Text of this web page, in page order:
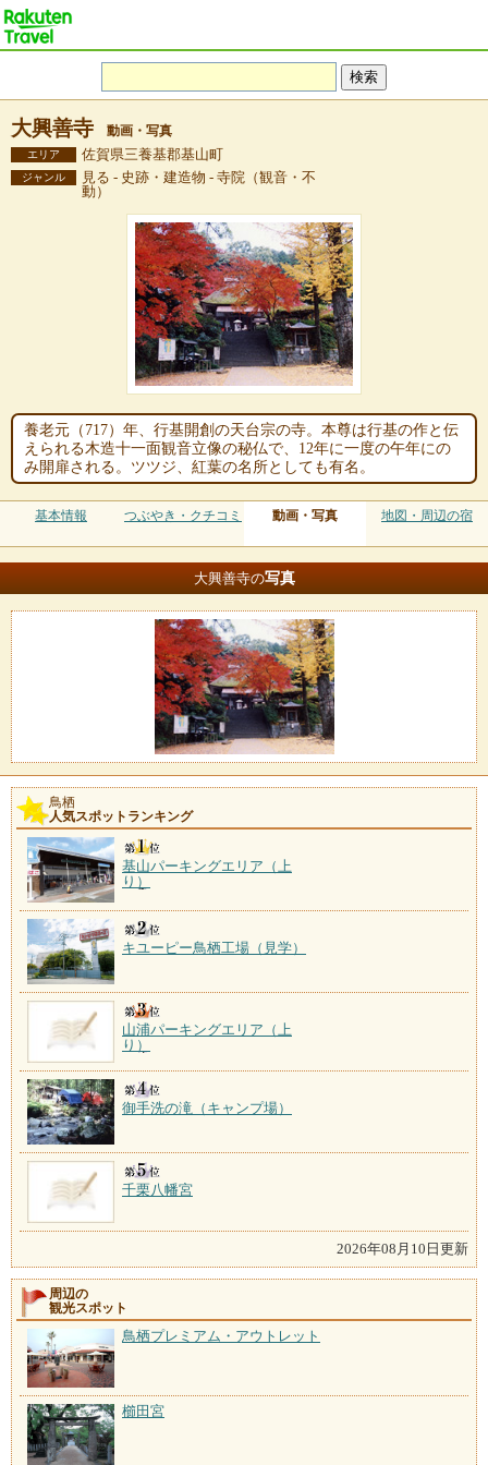
大興善寺 動画・写真
エリア 佐賀県三養基郡基山町
ジャンル
見る - 史跡・建造物 - 寺院（観音・不
動）
養老元（717）年、行基開創の天台宗の寺。本尊は行基の作と伝
えられる木造十一面観音立像の秘仏で、12年に一度の午年にの
み開扉される。ツツジ、紅葉の名所としても有名。
基本情報 つぶやき・クチコミ 動画・写真 地図・周辺の宿
大興善寺の写真
鳥栖
人気スポットランキング
基山パーキングエリア（上
り）
キユーピー鳥栖工場（見学）
山浦パーキングエリア（上
り）
御手洗の滝（キャンプ場）
千栗八幡宮
2026年08月10日更新
周辺の
観光スポット
鳥栖プレミアム・アウトレット
櫛田宮